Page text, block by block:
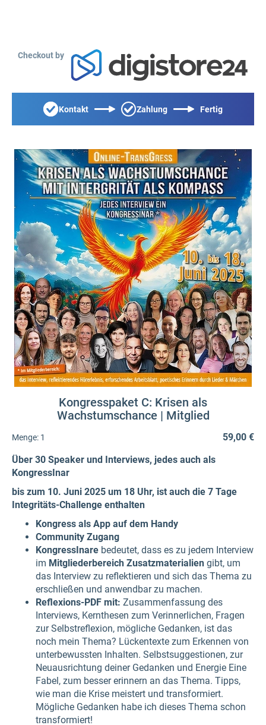
Checkout by
Kontakt Zahlung Fertig
Kongresspaket C: Krisen als
Wachstumschance | Mitglied
Menge: 1
59,00 €
Über 30 Speaker und Interviews, jedes auch als
KongressInar
bis zum 10. Juni 2025 um 18 Uhr, ist auch die 7 Tage
Integritäts-Challenge enthalten
Kongress als App auf dem Handy
Community Zugang
KongressInare bedeutet, dass es zu jedem Interview
im Mitgliederbereich Zusatzmaterialien gibt, um
das Interview zu reflektieren und sich das Thema zu
erschließen und anwendbar zu machen.
Reflexions-PDF mit: Zusammenfassung des
Interviews, Kernthesen zum Verinnerlichen, Fragen
zur Selbstreflexion, mögliche Gedanken, ist das
noch mein Thema? Lückentexte zum Erkennen von
unterbewussten Inhalten. Selbstsuggestionen, zur
Neuausrichtung deiner Gedanken und Energie Eine
Fabel, zum besser erinnern an das Thema. Tipps,
wie man die Krise meistert und transformiert.
Mögliche Gedanken habe ich dieses Thema schon
transformiert!